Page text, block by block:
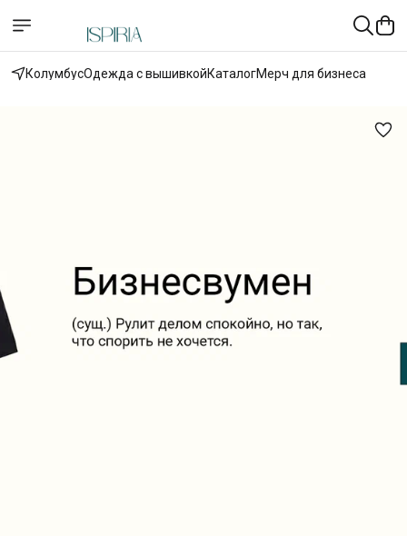
КолумбусОдежда с вышивкойКаталогМерч для бизнеса